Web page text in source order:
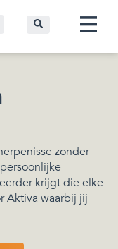
zonder
krijgt die elke
Aktiva waarbij jij